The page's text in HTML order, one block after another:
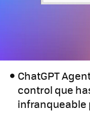
ChatGPT
control que
infranqueable